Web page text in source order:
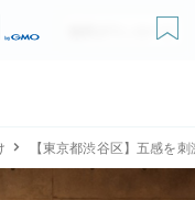
無料ダウンロード
【東京都渋谷区】五感を